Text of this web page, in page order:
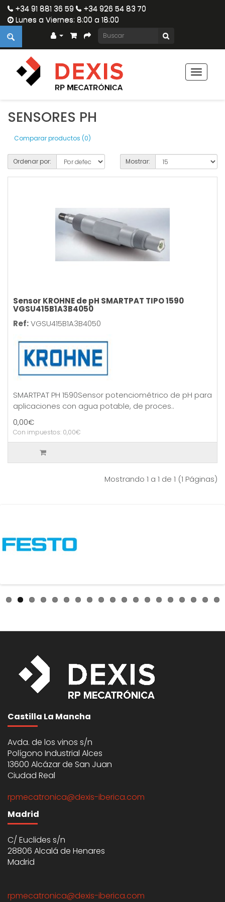
+34 91 881 36 59
+34 926 54 83 70
Lunes a Viernes: 8:00 a 18:00
Toggle
SENSORES PH
Comparar productos (0)
Ordenar por: Mostrar:
Sensor KROHNE de pH SMARTPAT TIPO 1590
VGSU415B1A3B4050
Ref:VGSU415B1A3B4050
SMARTPAT PH 1590Sensor potenciométrico de pH para
aplicaciones con agua potable, de proces..
0,00€
Con impuestos: 0,00€
Mostrando 1 a 1 de 1 (1 Páginas)
Castilla La Mancha
Avda. de los vinos s/n
Polígono Industrial Alces
13600 Alcázar de San Juan
Ciudad Real
rpmecatronica@dexis-iberica.com
Madrid
C/ Euclides s/n
28806 Alcalá de Henares
Madrid
rpmecatronica@dexis-iberica.com